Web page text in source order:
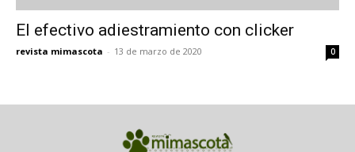
El efectivo adiestramiento con clicker
revista mimascota - 13 de marzo de 2020 0